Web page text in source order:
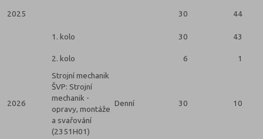
2025 30 44
1. kolo
30 43
2. kolo 6 1
2026
Strojní mechanik
ŠVP: Strojní
mechanik -
opravy, montáže
a svařování
(2351H01)
Denní 30 10